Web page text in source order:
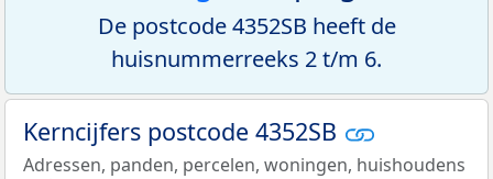
De postcode 4352SB heeft de
huisnummerreeks 2 t/m 6.
Kerncijfers postcode 4352SB
Adressen, panden, percelen, woningen, huishoudens